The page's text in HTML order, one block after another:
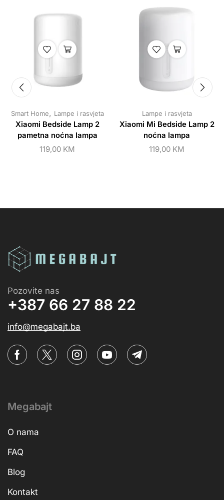
Smart Home, Lampe i rasvjeta
Xiaomi Bedside Lamp 2
pametna noćna lampa
119,00 KM
Lampe i rasvjeta
Xiaomi Mi Bedside Lamp 2
noćna lampa
119,00 KM
Pozovite nas
+387 66 27 88 22
info@megabajt.ba
Megabajt
O nama
FAQ
Blog
Kontakt